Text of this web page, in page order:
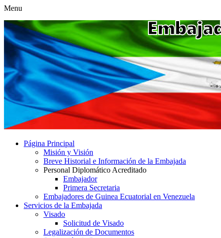
Menu
Página Principal
Misión y Visión
Breve Historial e Información de la Embajada
Personal Diplomático Acreditado
Embajador
Primera Secretaria
Embajadores de Guinea Ecuatorial en Venezuela
Servicios de la Embajada
Visado
Solicitud de Visado
Legalización de Documentos